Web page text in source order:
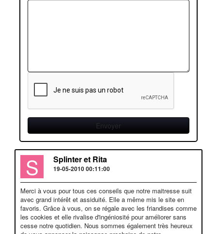
S Splinter et Rita
19-05-2010 00:11:00
Merci à vous pour tous ces conseils que notre maitresse suit
avec grand intérêt et assiduité. Elle a même mis le site en
favoris. Grâce à vous, on se régale avec les friandises comme
les cookies et elle rivalise d'ingéniosité pour améliorer sans
cesse notre quotidien. Nous sommes également très heureux